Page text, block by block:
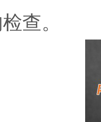
查。